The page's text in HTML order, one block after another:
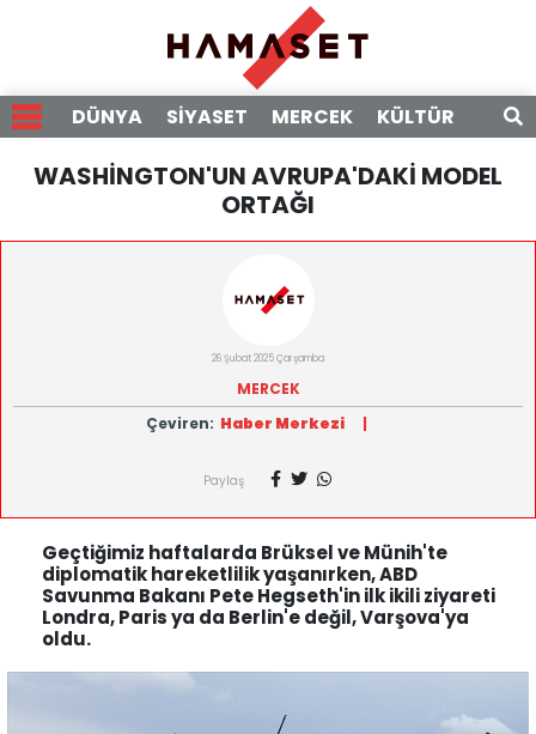
DÜNYA SİYASET MERCEK KÜLTÜR
WASHİNGTON'UN AVRUPA'DAKİ MODEL
ORTAĞI
26 Şubat 2025 Çarşamba
MERCEK
Çeviren: Haber Merkezi |
Paylaş
Geçtiğimiz haftalarda Brüksel ve Münih'te
diplomatik hareketlilik yaşanırken, ABD
Savunma Bakanı Pete Hegseth'in ilk ikili ziyareti
Londra, Paris ya da Berlin'e değil, Varşova'ya
oldu.